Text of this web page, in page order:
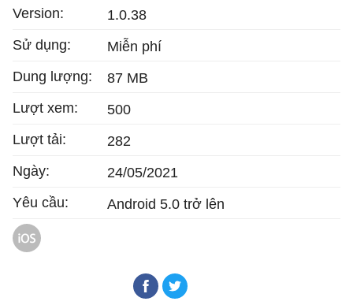
Version:
1.0.38
Sử dụng:
Miễn phí
Dung lượng:
87 MB
Lượt xem:
500
Lượt tải:
282
Ngày:
24/05/2021
Yêu cầu:
Android 5.0 trở lên